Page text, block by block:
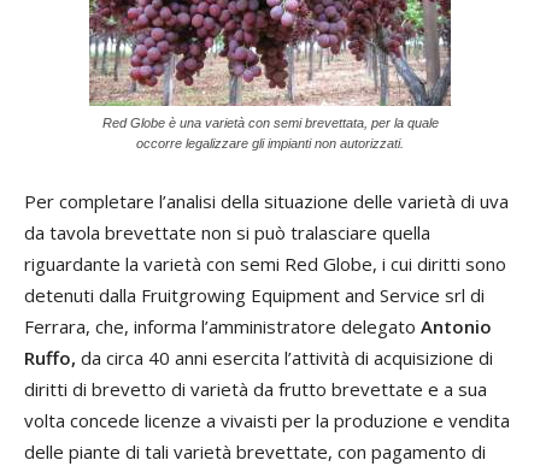
Red Globe è una varietà con semi brevettata, per la quale
occorre legalizzare gli impianti non autorizzati.
Per completare l’analisi della situazione delle varietà di uva
da tavola brevettate non si può tralasciare quella
riguardante la varietà con semi Red Globe, i cui diritti sono
detenuti dalla Fruitgrowing Equipment and Service srl di
Ferrara, che, informa l’amministratore delegato Antonio
Ruffo, da circa 40 anni esercita l’attività di acquisizione di
diritti di brevetto di varietà da frutto brevettate e a sua
volta concede licenze a vivaisti per la produzione e vendita
delle piante di tali varietà brevettate, con pagamento di